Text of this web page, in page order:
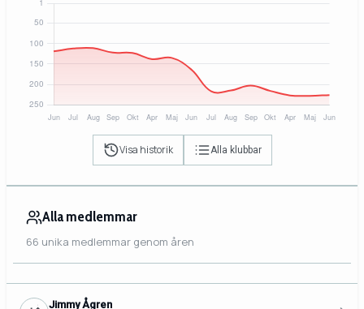
Visa historik Alla klubbar
Alla medlemmar
66 unika medlemmar genom åren
Jimmy Ågren